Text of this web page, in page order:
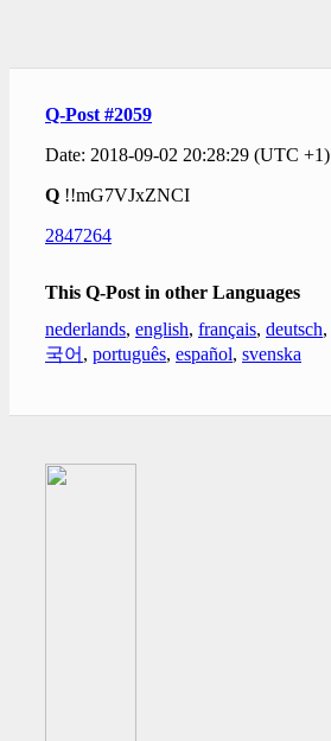
Q-Post #2059
Date: 2018-09-02 20:28:29 (UTC +1)
Q !!mG7VJxZNCI
2847264
This Q-Post in other Languages
nederlands, english, français, deutsch,
국어 , português, español, svenska